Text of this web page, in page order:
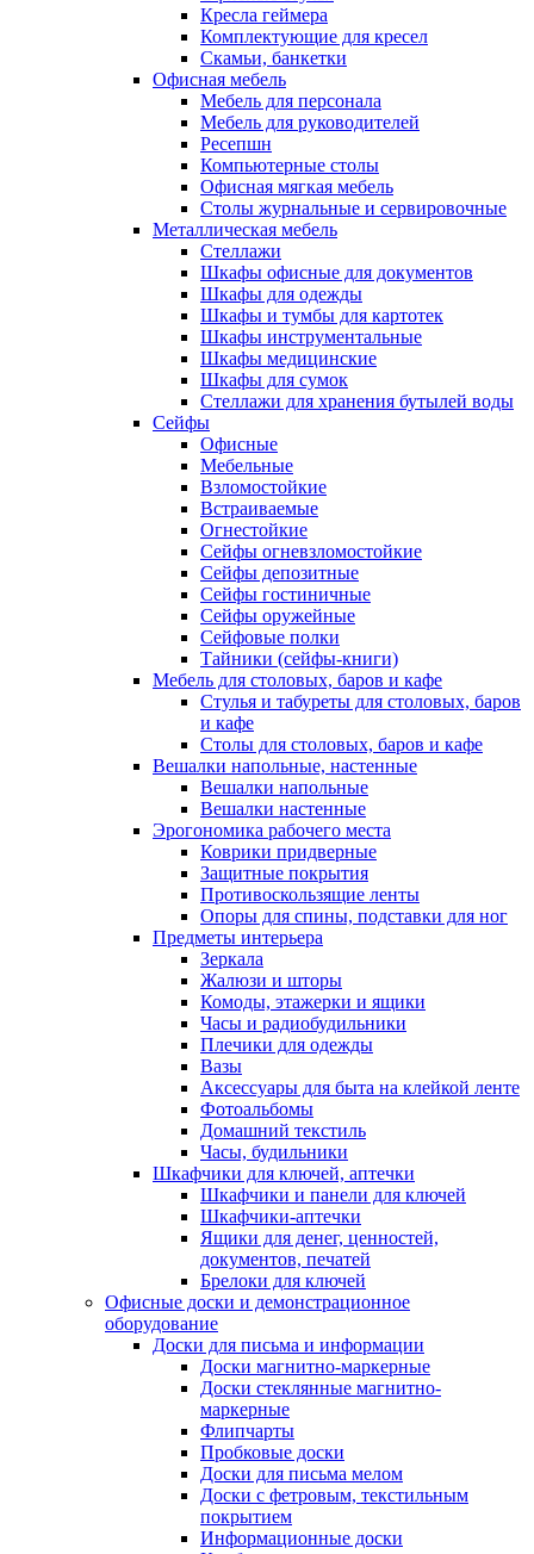
Кресла геймера
Комплектующие для кресел
Скамьи, банкетки
Офисная мебель
Мебель для персонала
Мебель для руководителей
Ресепшн
Компьютерные столы
Офисная мягкая мебель
Столы журнальные и сервировочные
Металлическая мебель
Стеллажи
Шкафы офисные для документов
Шкафы для одежды
Шкафы и тумбы для картотек
Шкафы инструментальные
Шкафы медицинские
Шкафы для сумок
Стеллажи для хранения бутылей воды
Сейфы
Офисные
Мебельные
Взломостойкие
Встраиваемые
Огнестойкие
Сейфы огневзломостойкие
Сейфы депозитные
Сейфы гостиничные
Сейфы оружейные
Сейфовые полки
Тайники (сейфы-книги)
Мебель для столовых, баров и кафе
Стулья и табуреты для столовых, баров
и кафе
Столы для столовых, баров и кафе
Вешалки напольные, настенные
Вешалки напольные
Вешалки настенные
Эрогономика рабочего места
Коврики придверные
Защитные покрытия
Противоскользящие ленты
Опоры для спины, подставки для ног
Предметы интерьера
Зеркала
Жалюзи и шторы
Комоды, этажерки и ящики
Часы и радиобудильники
Плечики для одежды
Вазы
Аксессуары для быта на клейкой ленте
Фотоальбомы
Домашний текстиль
Часы, будильники
Шкафчики для ключей, аптечки
Шкафчики и панели для ключей
Шкафчики-аптечки
Ящики для денег, ценностей,
документов, печатей
Брелоки для ключей
Офисные доски и демонстрационное
оборудование
Доски для письма и информации
Доски магнитно-маркерные
Доски стеклянные магнитно-
маркерные
Флипчарты
Пробковые доски
Доски для письма мелом
Доски с фетровым, текстильным
покрытием
Информационные доски